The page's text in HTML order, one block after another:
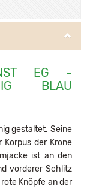
EG -
BLAU
gestaltet. Seine
der Krone
ist an den
vorderer Schlitz
Knöpfe an der